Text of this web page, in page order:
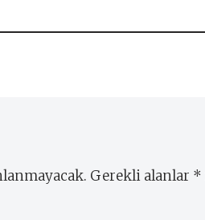
Gerekli alanlar *